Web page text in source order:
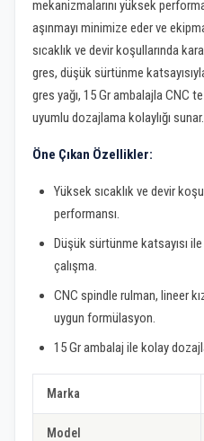
mekanizmalarını yüksek
aşınmayı minimize eder ve
sıcaklık ve devir koşullarında
gres, düşük sürtünme
gres yağı, 15 Gr ambalajla CNC
uyumlu dozajlama kolaylığı sunar.
Öne Çıkan Özellikler:
Yüksek sıcaklık ve devir
performansı.
Düşük sürtünme katsayısı
çalışma.
CNC spindle rulman, lineer
uygun formülasyon.
15 Gr ambalaj ile kolay
Marka
Model